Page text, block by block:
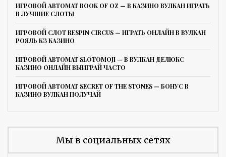
ИГРОВОЙ АВТОМАТ BOOK OF OZ — В КАЗИНО ВУЛКАН ИГРАТЬ
В ЛУЧШИЕ СЛОТЫ
ИГРОВОЙ СЛОТ RESPIN CIRCUS — ИГРАТЬ ОНЛАЙН В ВУЛКАН
РОЯЛЬ КЗ КАЗИНО
ИГРОВОЙ АВТОМАТ SLOTOMOJI — В ВУЛКАН ДЕЛЮКС
КАЗИНО ОНЛАЙН ВЫИГРАЙ ЧАСТО
ИГРОВОЙ АВТОМАТ SECRET OF THE STONES — БОНУС В
КАЗИНО ВУЛКАН ПОЛУЧАЙ
Мы в социальных сетях